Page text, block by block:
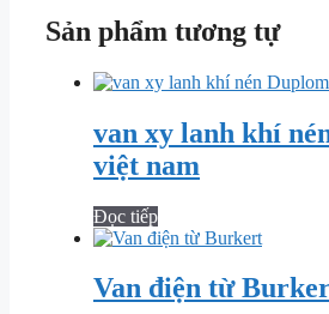
Sản phẩm tương tự
van xy lanh khí
việt nam
Đọc tiếp
Van điện từ